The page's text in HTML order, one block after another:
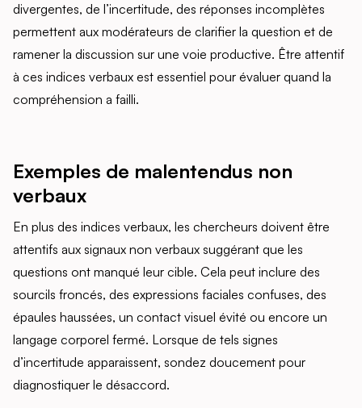
divergentes, de l’incertitude, des réponses incomplètes
permettent aux modérateurs de clarifier la question et de
ramener la discussion sur une voie productive. Être attentif
à ces indices verbaux est essentiel pour évaluer quand la
compréhension a failli.
Exemples de malentendus non
verbaux
En plus des indices verbaux, les chercheurs doivent être
attentifs aux signaux non verbaux suggérant que les
questions ont manqué leur cible. Cela peut inclure des
sourcils froncés, des expressions faciales confuses, des
épaules haussées, un contact visuel évité ou encore un
langage corporel fermé. Lorsque de tels signes
d’incertitude apparaissent, sondez doucement pour
diagnostiquer le désaccord.